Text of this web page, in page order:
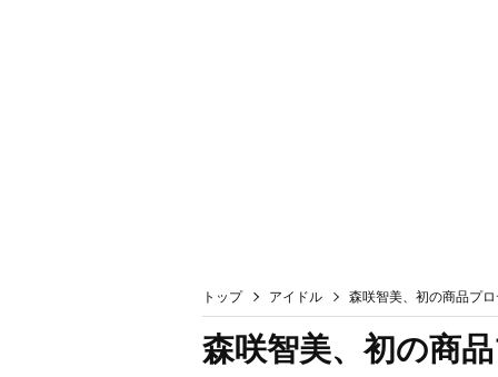
トップ アイドル 森咲智美、初の商品プ
森咲智美、初の商